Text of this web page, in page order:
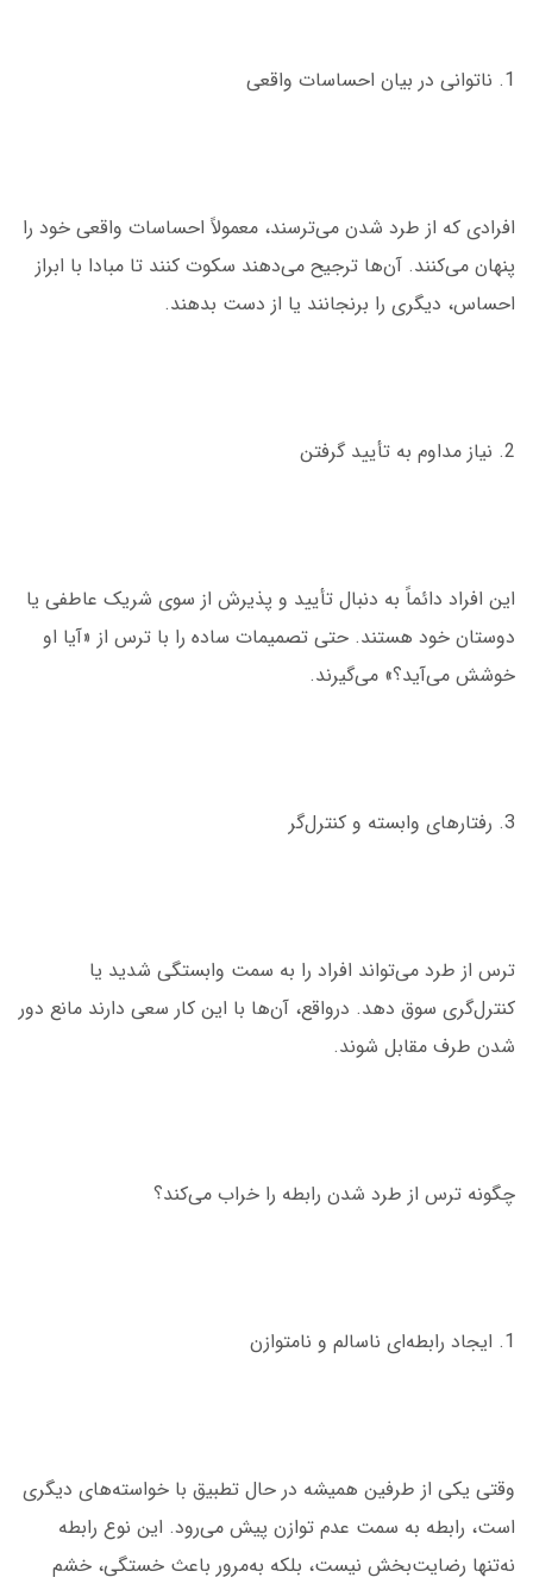
1. ناتوانی در بیان احساسات واقعی
افرادی که از طرد شدن می‌ترسند، معمولاً احساسات واقعی خود را
پنهان می‌کنند. آن‌ها ترجیح می‌دهند سکوت کنند تا مبادا با ابراز
احساس، دیگری را برنجانند یا از دست بدهند.
2. نیاز مداوم به تأیید گرفتن
این افراد دائماً به دنبال تأیید و پذیرش از سوی شریک عاطفی یا
دوستان خود هستند. حتی تصمیمات ساده را با ترس از «آیا او
خوشش می‌آید؟» می‌گیرند.
3. رفتارهای وابسته و کنترل‌گر
ترس از طرد می‌تواند افراد را به سمت وابستگی شدید یا
کنترل‌گری سوق دهد. درواقع، آن‌ها با این کار سعی دارند مانع دور
شدن طرف مقابل شوند.
چگونه ترس از طرد شدن رابطه را خراب می‌کند؟
1. ایجاد رابطه‌ای ناسالم و نامتوازن
وقتی یکی از طرفین همیشه در حال تطبیق با خواسته‌های دیگری
است، رابطه به سمت عدم توازن پیش می‌رود. این نوع رابطه
نه‌تنها رضایت‌بخش نیست، بلکه به‌مرور باعث خستگی، خشم